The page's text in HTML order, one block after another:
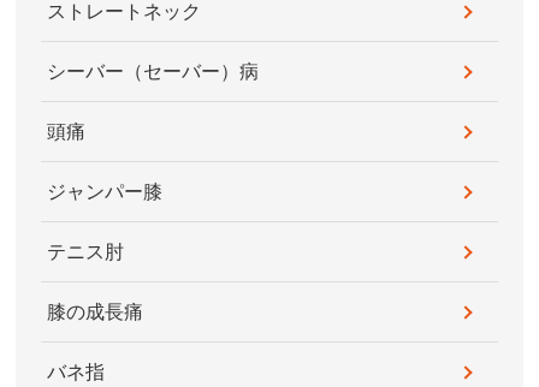
ストレートネック
シーバー（セーバー）病
頭痛
ジャンパー膝
テニス肘
膝の成長痛
バネ指